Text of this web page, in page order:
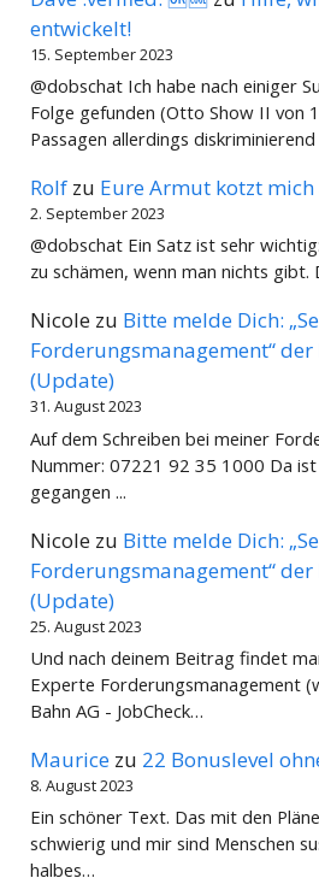
entwickelt!
15. September 2023
@dobschat Ich habe nach einiger
Folge gefunden (Otto Show II von
Passagen allerdings
Rolf zu Eure Armut kotzt mich
2. September 2023
@dobschat Ein Satz ist sehr
zu schämen, wenn man nichts gibt.
Nicole zu Bitte melde Dich:
Forderungsmanagement“ der
(Update)
31. August 2023
Auf dem Schreiben bei meiner
Nummer: 07221 92 35 1000 Da
gegangen ...
Nicole zu Bitte melde Dich:
Forderungsmanagement“ der
(Update)
25. August 2023
Und nach deinem Beitrag findet
Experte Forderungsmanagement
Bahn AG - JobCheck…
Maurice zu 22 Bonuslevel
8. August 2023
Ein schöner Text. Das mit den
schwierig und mir sind Menschen
halbes…